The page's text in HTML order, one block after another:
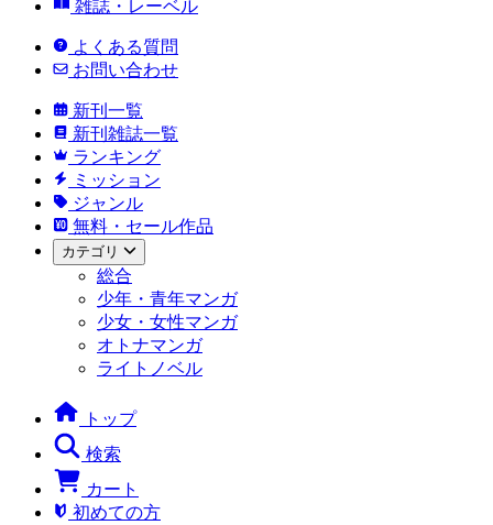
雑誌・レーベル
よくある質問
お問い合わせ
新刊一覧
新刊雑誌一覧
ランキング
ミッション
ジャンル
無料・セール作品
カテゴリ
総合
少年・青年マンガ
少女・女性マンガ
オトナマンガ
ライトノベル
トップ
検索
カート
初めての方